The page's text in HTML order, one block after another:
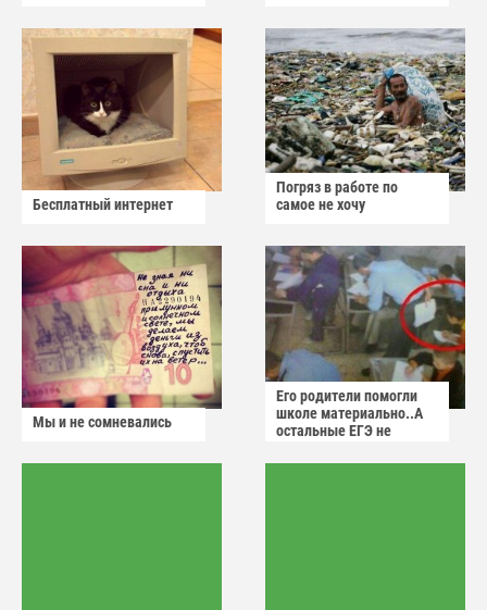
Бесплатный интернет
Погряз в работе по
самое не хочу
Мы и не сомневались
Его родители помогли
школе материально..А
остальные ЕГЭ не